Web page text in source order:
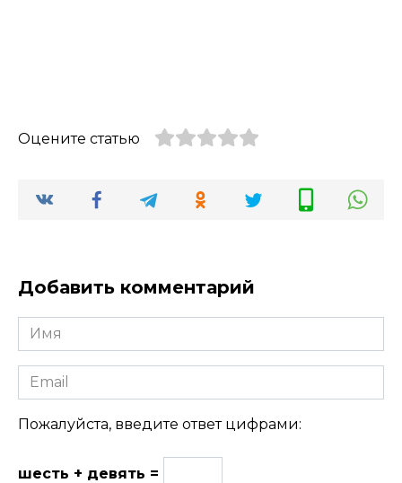
Оцените статью
Добавить комментарий
Имя
Email
Пожалуйста, введите ответ цифрами:
шесть + девять =